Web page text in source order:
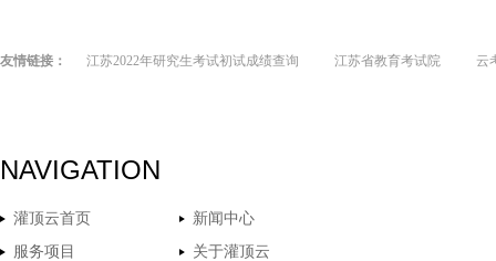
友情链接： 江苏2022年研究生考试初试成绩查询 江苏省教育考试院 云
NAVIGATION
灌顶云首页
新闻中心
服务项目
关于灌顶云